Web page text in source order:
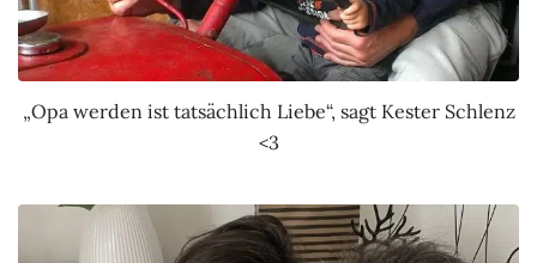
„Opa werden ist tatsächlich Liebe“, sagt Kester Schlenz
<3